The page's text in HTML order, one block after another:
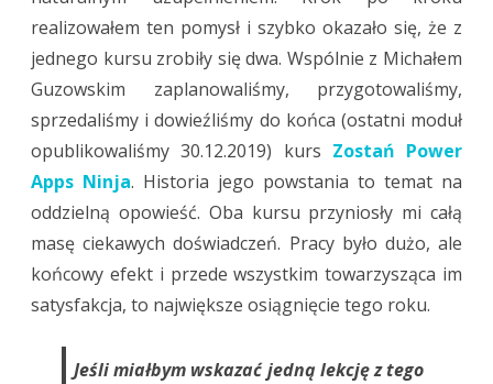
realizowałem ten pomysł i szybko okazało się, że z
jednego kursu zrobiły się dwa. Wspólnie z Michałem
Guzowskim zaplanowaliśmy, przygotowaliśmy,
sprzedaliśmy i dowieźliśmy do końca (ostatni moduł
opublikowaliśmy 30.12.2019) kurs Zostań Power
Apps Ninja. Historia jego powstania to temat na
oddzielną opowieść. Oba kursu przyniosły mi całą
masę ciekawych doświadczeń. Pracy było dużo, ale
końcowy efekt i przede wszystkim towarzysząca im
satysfakcja, to największe osiągnięcie tego roku.
Jeśli miałbym wskazać jedną lekcję z tego